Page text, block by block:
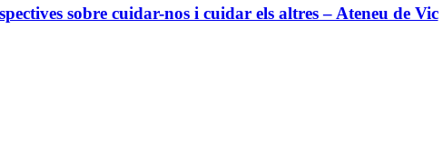
sobre cuidar-nos i cuidar els altres – Ateneu de Vic